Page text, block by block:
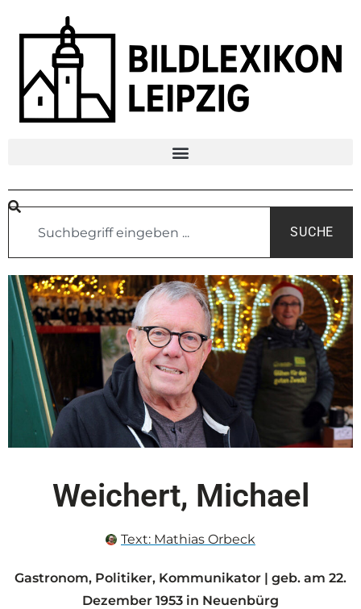
SUCHE
Weichert, Michael
Text: Mathias Orbeck
Gastronom, Politiker, Kommunikator | geb. am 22.
Dezember 1953 in Neuenbürg